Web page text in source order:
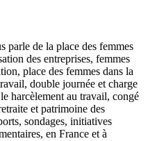
parle de la place des femmes
des entreprises, femmes
place des femmes dans la
double journée et charge
harcèlement au travail, congé
et patrimoine des
sondages, initiatives
en France et à